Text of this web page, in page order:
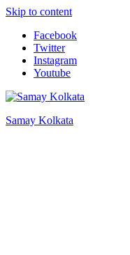
Skip to content
Facebook
Twitter
Instagram
Youtube
Samay Kolkata